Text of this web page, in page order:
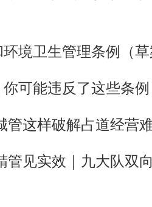
境卫生管理条例（
可能违反了这些条
管这样破解占道经营
管见实效｜九大队双